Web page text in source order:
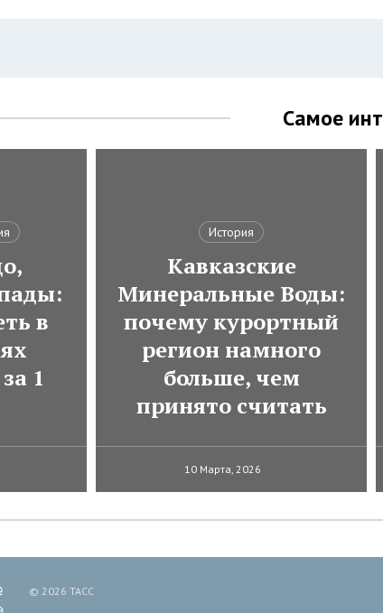
Самое
в
1
История
Кавказские
Минеральные Воды:
почему курортный
регион намного
больше, чем
принято считать
10 Марта, 2026
© 2026 ТАСС